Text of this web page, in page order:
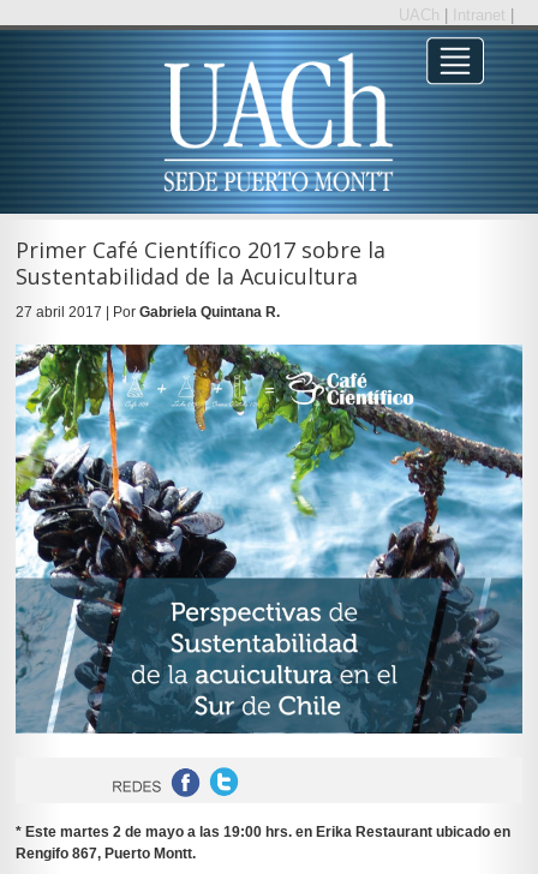
UACh Intranet
Primer Café Científico 2017 sobre la
Sustentabilidad de la Acuicultura
27 abril 2017 | Por Gabriela Quintana R.
* Este martes 2 de mayo a las 19:00 hrs. en Erika Restaurant ubicado en
Rengifo 867, Puerto Montt.